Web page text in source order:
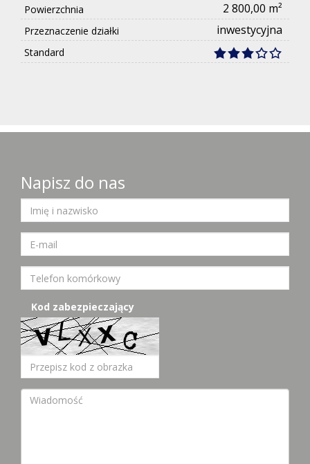
Powierzchnia 2 800,00 m²
Przeznaczenie działki inwestycyjna
Standard
Napisz do nas
Kod zabezpieczający